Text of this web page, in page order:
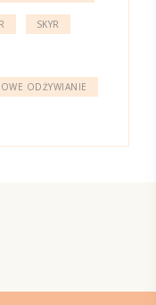
SKYR
ODŻYWIANIE